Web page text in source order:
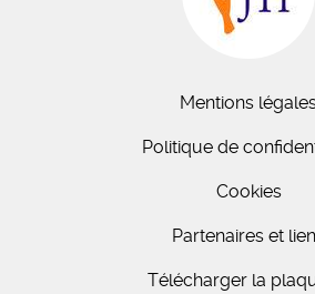
Mentions
Politique de
Cookies
Partenaires et
Télécharger la